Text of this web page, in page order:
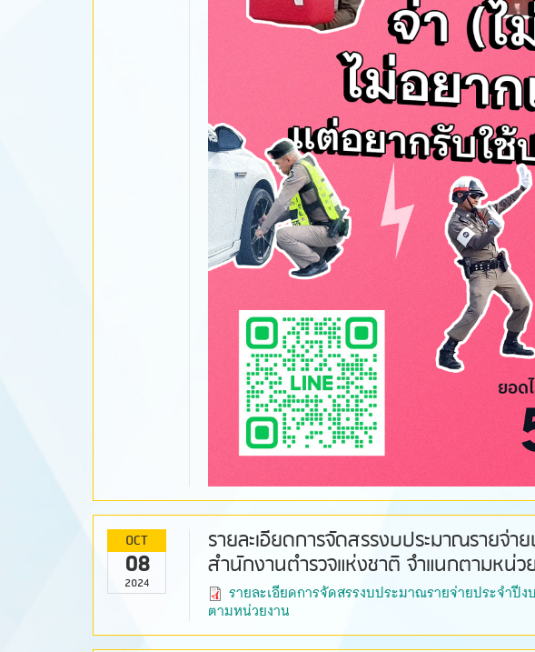
OCT
08
2024
รายละเอียดการจัดสรรงบประมาณรายจ่
สำนักงานตำรวจแห่งชาติ จำแนกตามหน่ว
รายละเอียดการจัดสรรงบประมาณรายจ่ายประจำ
ตามหน่วยงาน